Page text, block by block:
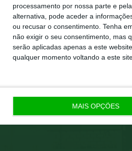
processamento por nossa parte e
alternativa, pode aceder a
ou recusar o consentimento. Tenha
não exigir o seu consentimento, mas
serão aplicadas apenas a este
qualquer momento voltando a este
MAIS OPÇÕES